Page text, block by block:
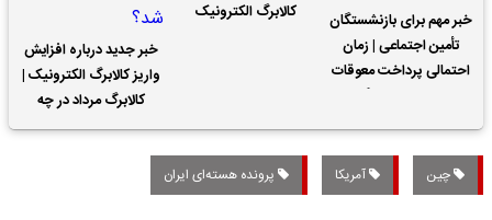
خبر مهم برای بازنشستگان
تأمین اجتماعی | زمان
احتمالی پرداخت معوقات
کالابرگ الکترونیک
خبر جدید درباره افزایش
واریز کالابرگ الکترونیک |
کالابرگ مرداد در چه
تاریخی واریز خواهد شد؟
چین آمریکا پرونده هسته‌ای ایران